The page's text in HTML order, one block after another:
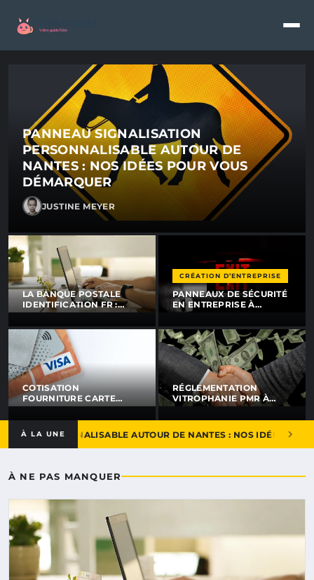
nekomaki - Blog
Votre guide félin
PANNEAU SIGNALISATION
PERSONNALISABLE AUTOUR DE
NANTES : NOS IDÉES POUR VOUS
DÉMARQUER
JUSTINE MEYER
LA BANQUE POSTALE
IDENTIFICATION FR :
COMMENT SE
CONNECTER FACILEMENT
ET SÉCURISER SON
COMPTE
CRÉATION D’ENTREPRISE
PANNEAUX DE SÉCURITÉ
EN ENTREPRISE À
NANTES : GUIDE ET
OBLIGATIONS
COTISATION
FOURNITURE CARTE
DÉBIT MCDO : COMMENT
ÇA MARCHE ET COMBIEN
ÇA COÛTE
RÉGLEMENTATION
VITROPHANIE PMR À
NANTES : LES RÈGLES À
CONNAÎTRE POUR ÊTRE
EN CONFORMITÉ
À LA UNE
PERSONNALISABLE AUTOUR DE NANTES : NOS IDÉES POUR
À NE PAS MANQUER